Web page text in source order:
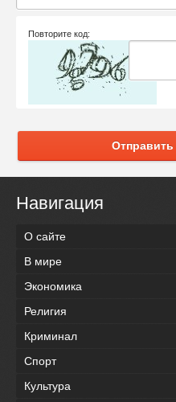
Повторите код:
Навигация
О сайте
В мире
Экономика
Религия
Криминал
Спорт
Культура